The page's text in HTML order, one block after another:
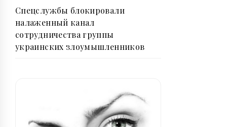
Спецслужбы блокировали
налаженный канал
сотрудничества группы
украинских злоумышленников